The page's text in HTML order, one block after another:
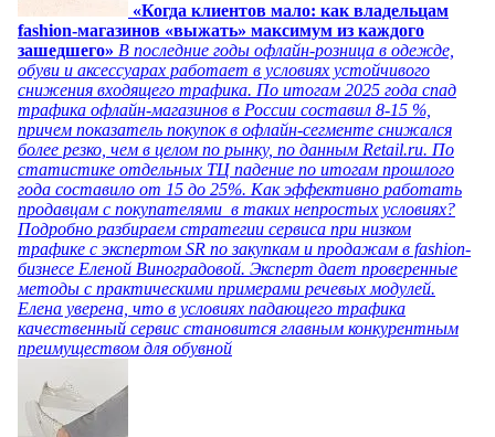
«Когда клиентов мало: как владельцам
fashion-магазинов «выжать» максимум из каждого
зашедшего» В последние годы офлайн-розница в одежде,
обуви и аксессуарах работает в условиях устойчивого
снижения входящего трафика. По итогам 2025 года спад
трафика офлайн-магазинов в России составил 8-15 %,
причем показатель покупок в офлайн-сегменте снижался
более резко, чем в целом по рынку, по данным Retail.ru. По
статистике отдельных ТЦ падение по итогам прошлого
года составило от 15 до 25%. Как эффективно работать
продавцам с покупателями в таких непростых условиях?
Подробно разбираем стратегии сервиса при низком
трафике с экспертом SR по закупкам и продажам в fashion-
бизнесе Еленой Виноградовой. Эксперт дает проверенные
методы с практическими примерами речевых модулей.
Елена уверена, что в условиях падающего трафика
качественный сервис становится главным конкурентным
преимуществом для обувной